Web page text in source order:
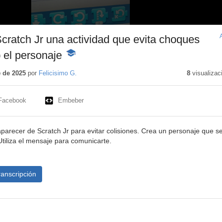
Jr una actividad que evita choques
el personaje -
educativo
2025por Felicisimo G. 8
Embeber
de Scratch Jr para evitar colisiones. Crea un personaje que
el mensaje para comunicarte.